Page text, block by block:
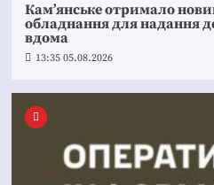
Кам’янське отримало
обладнання для надання
вдома
13:35 05.08.2026